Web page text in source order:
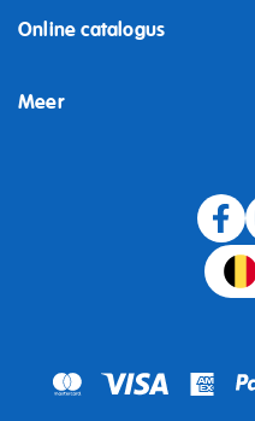
Online catalogus
Meer